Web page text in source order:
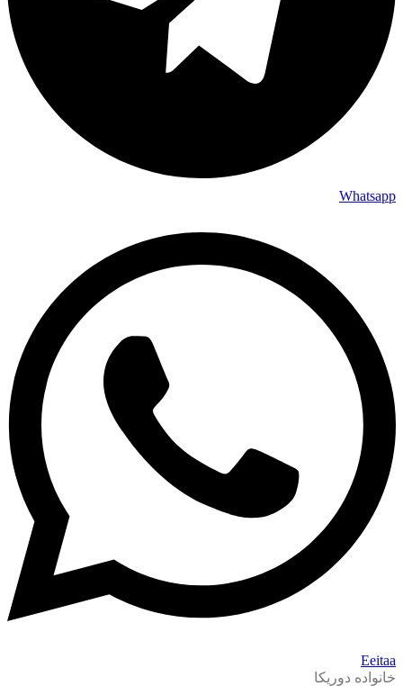
Whatsapp
Eeitaa
خانواده دوریکا